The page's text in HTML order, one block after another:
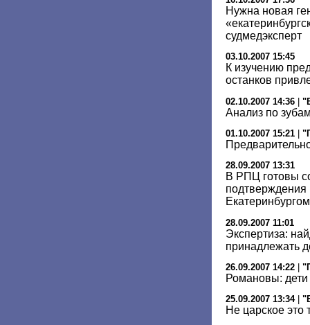
Нужна новая
судмедэксперт
03.10.2007 15:45
К изучению
останков
02.10.2007 14:36 |
Анализ по
01.10.2007 15:21
28.09.2007 13:31
В РПЦ готовы
28.09.2007 11:01
Экспертиза:
принадлежать
26.09.2007 14:22
Романовы:
25.09.2007 13:34|
Не царское это